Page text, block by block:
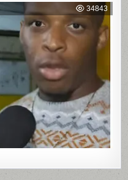
ACUSA
DE
UBER
DE
EM
DE
VÍDEOS
ÍNTIMOS
EM
BAHIA
34843